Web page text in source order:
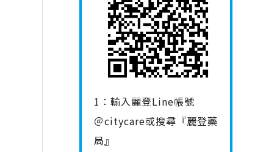
1：輸入麗登Line帳號
＠citycare或搜尋『麗登藥
局』